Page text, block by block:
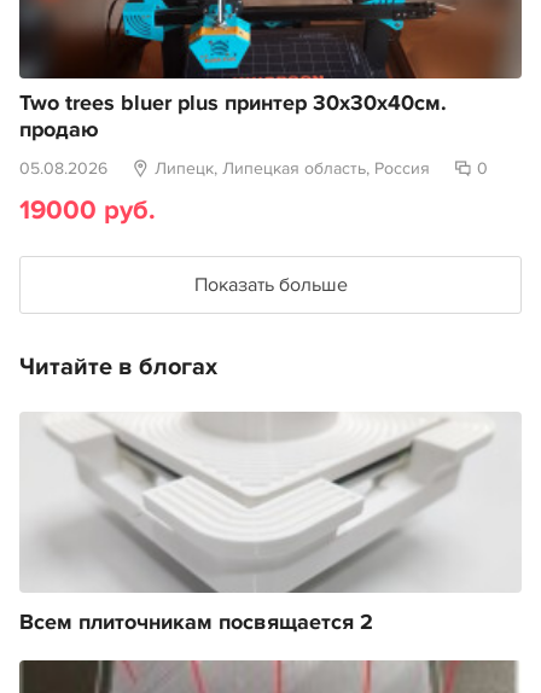
Two trees bluer plus принтер 30х30х40см.
продаю
05.08.2026 Липецк, Липецкая область, Россия 0
19000 руб.
Показать больше
Читайте в блогах
Всем плиточникам посвящается 2